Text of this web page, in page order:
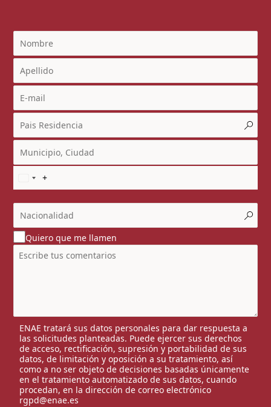
Quiero que me llamen
ENAE tratará sus datos personales para dar respuesta a
las solicitudes planteadas. Puede ejercer sus derechos
de acceso, rectificación, supresión y portabilidad de sus
datos, de limitación y oposición a su tratamiento, así
como a no ser objeto de decisiones basadas únicamente
en el tratamiento automatizado de sus datos, cuando
procedan, en la dirección de correo electrónico
rgpd@enae.es